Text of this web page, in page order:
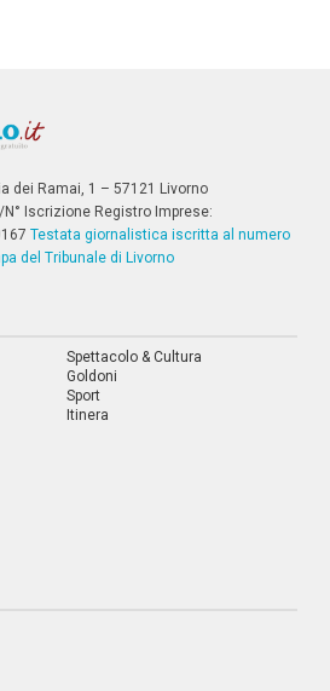
dei Ramai, 1 – 57121 Livorno
N° Iscrizione Registro Imprese:
Testata giornalistica iscritta al numero
del Tribunale di Livorno
Spettacolo & Cultura
Goldoni
Sport
Itinera